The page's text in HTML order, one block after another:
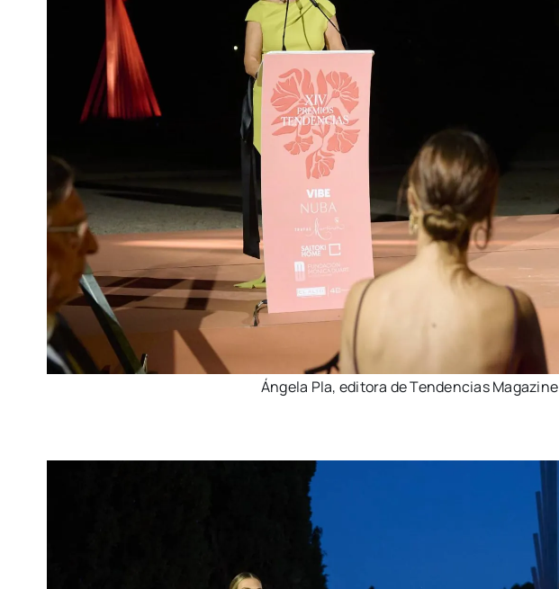
Ánge­la Pla, edi­to­ra de Ten­den­cias Maga­zi­ne